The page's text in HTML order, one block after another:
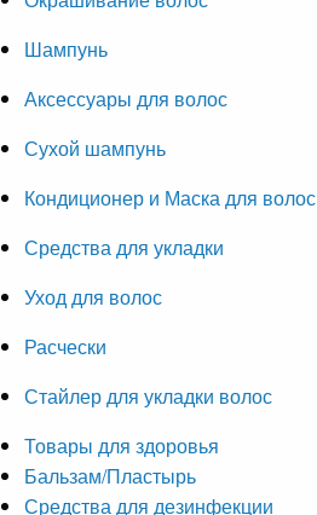
Шампунь
Аксессуары для волос
Сухой шампунь
Кондиционер и Маска для волос
Средства для укладки
Уход для волос
Расчески
Стайлер для укладки волос
Товары для здоровья
Бальзам/Пластырь
Средства для дезинфекции